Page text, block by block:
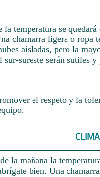
la temperatura se
chamarra ligera o ropa
aisladas, pero la
sur-sureste serán sutiles
el respeto y la
la mañana la
bien. Una